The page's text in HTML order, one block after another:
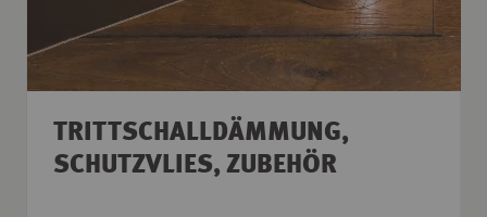
TRITTSCHALLDÄMMUNG,
SCHUTZVLIES, ZUBEHÖR